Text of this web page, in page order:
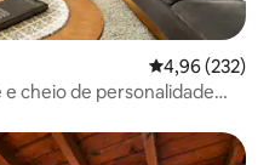
Classificação
4,96 (232)
cheio de personalidade